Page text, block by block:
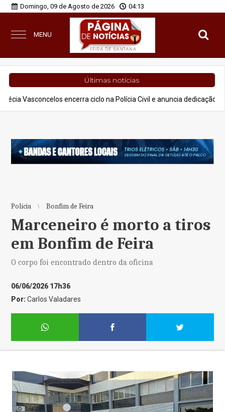
Domingo, 09 de Agosto de 2026 04:13
MENU
Últimas notícias
encerra ciclo na Polícia Civil e anuncia dedicação à advocacia
Polícia Bonfim de Feira
Marceneiro é morto a tiros
em Bonfim de Feira
O corpo foi encontrado dentro da oficina
06/06/2026 17h36
Por:Carlos Valadares